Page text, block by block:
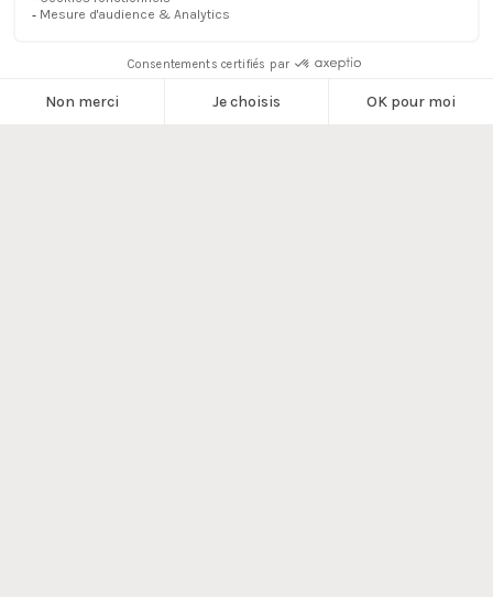
archives internes.
Traitements des
formulaire de
3 ans